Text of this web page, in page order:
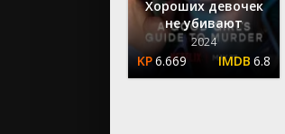
Хороших девочек
не убивают
2024
6.669 6.8